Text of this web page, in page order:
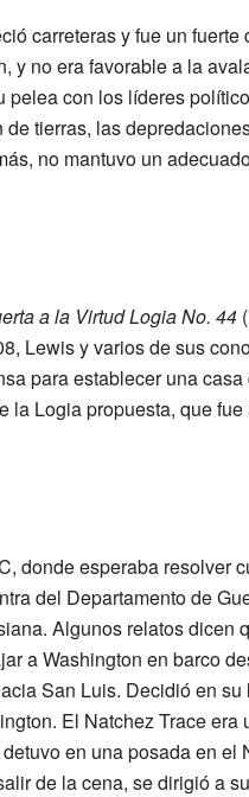
carreteras y fue un fuerte
y no era favorable a la
con los líderes
tierras, las
no mantuvo un
a la Virtud Logia No. 44
Lewis y varios de sus
para establecer una
Logia propuesta, que
donde esperaba resolver
del Departamento de
Algunos relatos dicen
a Washington en barco
San Luis. Decidió en su
El Natchez Trace era
en una posada en el
de la cena, se dirigió a